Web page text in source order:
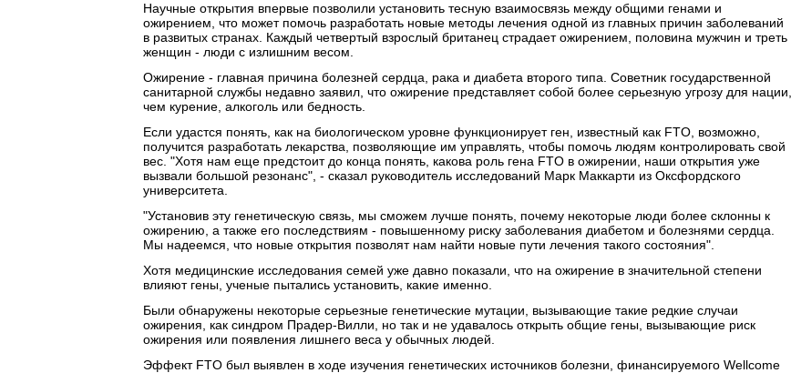
Научные открытия впервые позволили установить тесную взаимосвязь между общими генами и
ожирением, что может помочь разработать новые методы лечения одной из главных причин заболеваний
в развитых странах. Каждый четвертый взрослый британец страдает ожирением, половина мужчин и треть
женщин - люди с излишним весом.
Ожирение - главная причина болезней сердца, рака и диабета второго типа. Советник государственной
санитарной службы недавно заявил, что ожирение представляет собой более серьезную угрозу для нации,
чем курение, алкоголь или бедность.
Если удастся понять, как на биологическом уровне функционирует ген, известный как FTO, возможно,
получится разработать лекарства, позволяющие им управлять, чтобы помочь людям контролировать свой
вес. "Хотя нам еще предстоит до конца понять, какова роль гена FTO в ожирении, наши открытия уже
вызвали большой резонанс", - сказал руководитель исследований Марк Маккарти из Оксфордского
университета.
"Установив эту генетическую связь, мы сможем лучше понять, почему некоторые люди более склонны к
ожирению, а также его последствиям - повышенному риску заболевания диабетом и болезнями сердца.
Мы надеемся, что новые открытия позволят нам найти новые пути лечения такого состояния".
Хотя медицинские исследования семей уже давно показали, что на ожирение в значительной степени
влияют гены, ученые пытались установить, какие именно.
Были обнаружены некоторые серьезные генетические мутации, вызывающие такие редкие случаи
ожирения, как синдром Прадер-Вилли, но так и не удавалось открыть общие гены, вызывающие риск
ожирения или появления лишнего веса у обычных людей.
Эффект FTO был выявлен в ходе изучения генетических источников болезни, финансируемого Wellcome